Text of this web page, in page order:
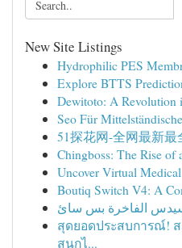
New Site Listings
Hydrophilic PES
Explore BTTS
Dewitoto: A Revolution
Seo Für
51探花网-全网最新
Chingboss: The Rise of
Uncover Virtual
Boutiq Switch V4: A
สุดยอดประสบการณ์! ส
สนุกไ...